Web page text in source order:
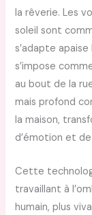
la rêverie. Les
soleil sont
s’adapte
s’impose
au bout de la
mais profond
la maison,
d’émotion et
Cette
travaillant à
humain, plus